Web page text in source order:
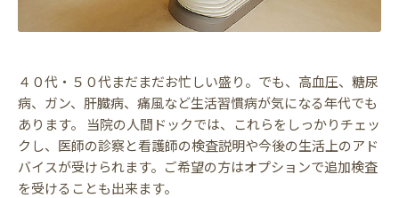
４０代・５０代まだまだお忙しい盛り。でも、高血圧、糖尿
病、ガン、肝臓病、痛風など生活習慣病が気になる年代でも
あります。 当院の人間ドックでは、これらをしっかりチェッ
クし、医師の診察と看護師の検査説明や今後の生活上のアド
バイスが受けられます。ご希望の方はオプションで追加検査
を受けることも出来ます。